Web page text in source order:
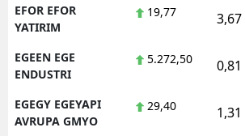
EFOR EFOR
YATIRIM
19,77 3,67
EGEEN EGE
ENDUSTRI
5.272,50 0,81
EGEGY EGEYAPI
AVRUPA GMYO
29,40 1,31